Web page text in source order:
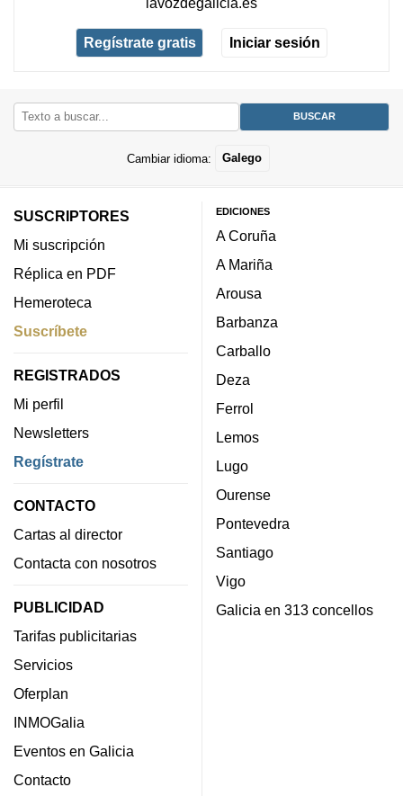
Regístrate gratis Iniciar sesión
Cambiar idioma: Galego
SUSCRIPTORES
Mi suscripción
Réplica en PDF
Hemeroteca
Suscríbete
REGISTRADOS
Mi perfil
Newsletters
Regístrate
CONTACTO
Cartas al director
Contacta con nosotros
PUBLICIDAD
Tarifas publicitarias
Servicios
Oferplan
INMOGalia
Eventos en Galicia
Contacto
EDICIONES
A Coruña
A Mariña
Arousa
Barbanza
Carballo
Deza
Ferrol
Lemos
Lugo
Ourense
Pontevedra
Santiago
Vigo
Galicia en 313 concellos